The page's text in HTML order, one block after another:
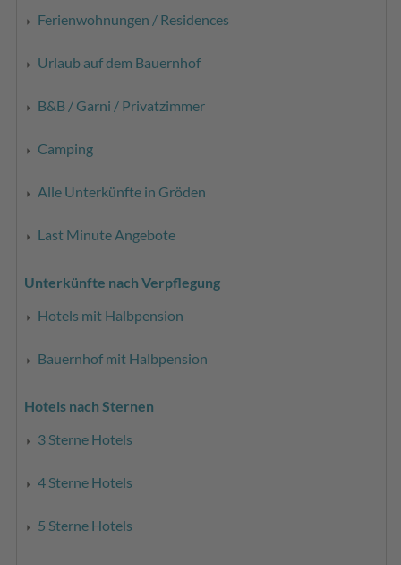
Ferienwohnungen / Residences
Urlaub auf dem Bauernhof
B&B / Garni / Privatzimmer
Camping
Alle Unterkünfte in Gröden
Last Minute Angebote
Unterkünfte nach Verpflegung
Hotels mit Halbpension
Bauernhof mit Halbpension
Hotels nach Sternen
3 Sterne Hotels
4 Sterne Hotels
5 Sterne Hotels